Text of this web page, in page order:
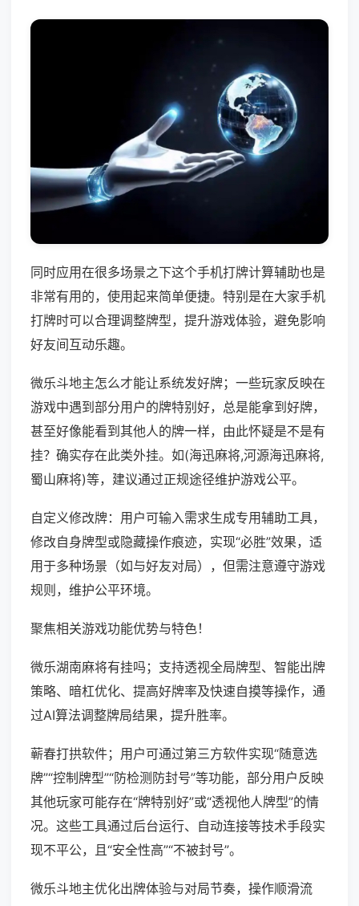
同时应用在很多场景之下这个手机打牌计算辅助也是
非常有用的，使用起来简单便捷。特别是在大家手机
打牌时可以合理调整牌型，提升游戏体验，避免影响
好友间互动乐趣。
微乐斗地主怎么才能让系统发好牌；一些玩家反映在
游戏中遇到部分用户的牌特别好，总是能拿到好牌，
甚至好像能看到其他人的牌一样，由此怀疑是不是有
挂？确实存在此类外挂。如(海迅麻将,河源海迅麻将,
蜀山麻将)等，建议通过正规途径维护游戏公平。
自定义修改牌：用户可输入需求生成专用辅助工具，
修改自身牌型或隐藏操作痕迹，实现“必胜”效果，适
用于多种场景（如与好友对局），但需注意遵守游戏
规则，维护公平环境。
聚焦相关游戏功能优势与特色！
微乐湖南麻将有挂吗；支持透视全局牌型、智能出牌
策略、暗杠优化、提高好牌率及快速自摸等操作，通
过AI算法调整牌局结果，提升胜率。
蕲春打拱软件；用户可通过第三方软件实现“随意选
牌”“控制牌型”“防检测防封号”等功能，部分用户反映
其他玩家可能存在“牌特别好”或“透视他人牌型”的情
况。这些工具通过后台运行、自动连接等技术手段实
现不平公，且“安全性高”“不被封号”。
微乐斗地主优化出牌体验与对局节奏，操作顺滑流